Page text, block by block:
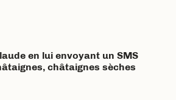
en lui envoyant un SMS
châtaignes sèches